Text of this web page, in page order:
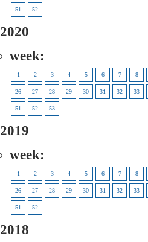
51 52
2020
week:
1 2 3 4 5 6 7 8
26 27 28 29 30 31 32 33
51 52 53
2019
week:
1 2 3 4 5 6 7 8
26 27 28 29 30 31 32 33
51 52
2018